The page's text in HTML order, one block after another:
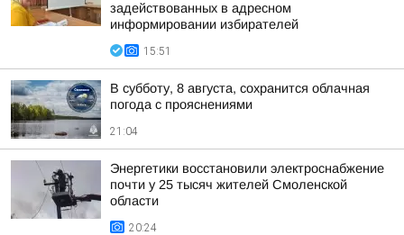
задействованных в адресном
информировании избирателей
15:51
В субботу, 8 августа, сохранится облачная
погода с прояснениями
21:04
Энергетики восстановили электроснабжение
почти у 25 тысяч жителей Смоленской
области
20:24